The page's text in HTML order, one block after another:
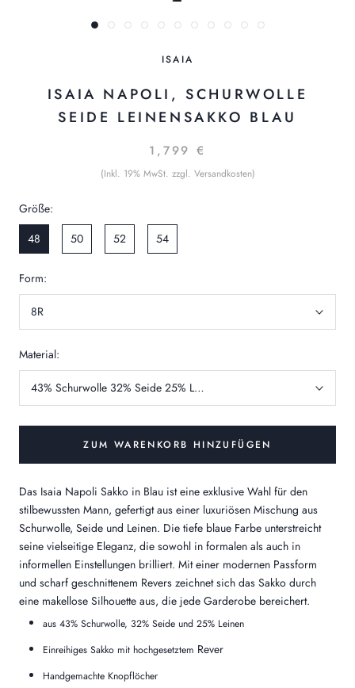
ISAIA
ISAIA NAPOLI, SCHURWOLLE
SEIDE LEINENSAKKO BLAU
1,799 €
(Inkl. 19% MwSt. zzgl. Versandkosten)
Größe:
48
50 52 54
Form:
8R
Material:
43% Schurwolle 32% Seide 25% Leinen
ZUM WARENKORB HINZUFÜGEN
Das Isaia Napoli Sakko in Blau ist eine exklusive Wahl für den
stilbewussten Mann, gefertigt aus einer luxuriösen Mischung aus
Schurwolle, Seide und Leinen. Die tiefe blaue Farbe unterstreicht
seine vielseitige Eleganz, die sowohl in formalen als auch in
informellen Einstellungen brilliert. Mit einer modernen Passform
und scharf geschnittenem Revers zeichnet sich das Sakko durch
eine makellose Silhouette aus, die jede Garderobe bereichert.
aus 43% Schurwolle, 32% Seide und 25% Leinen
Einreihiges Sakko mit hochgesetztem Rever
Handgemachte Knopflöcher